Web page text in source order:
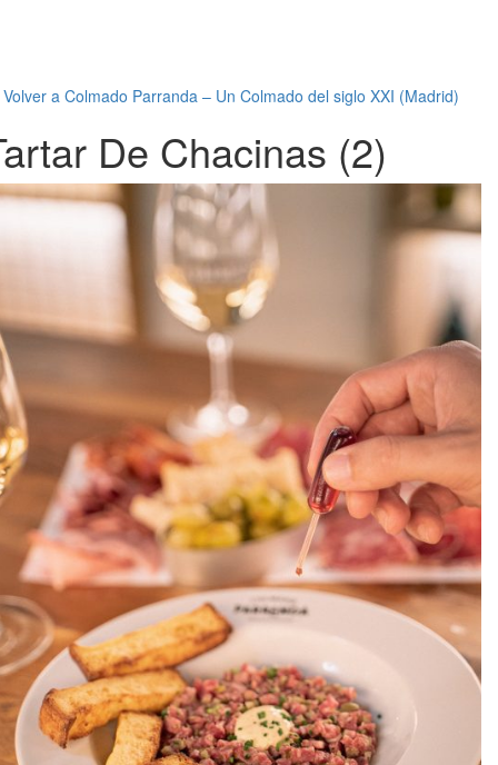
Volver a Colmado Parranda – Un Colmado del siglo XXI (Madrid)
De Chacinas (2)